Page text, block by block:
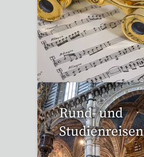
53 Reisen gefunden
Rund- und
Studienreisen